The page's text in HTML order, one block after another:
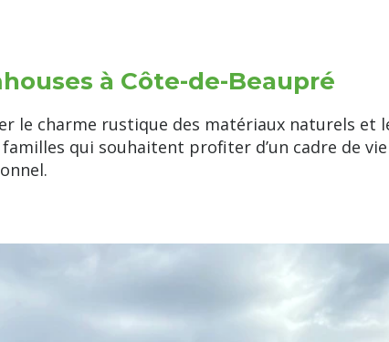
à Côte-de-Beaupré
le charme rustique des matériaux naturels et
qui souhaitent profiter d’un cadre de